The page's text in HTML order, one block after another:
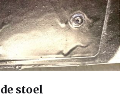
stoel